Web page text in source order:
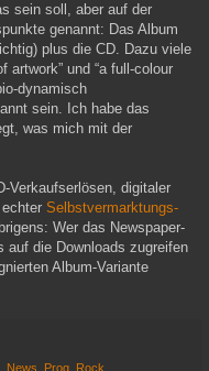
sein soll, aber auf der
genannt: Das Album
plus die CD. Dazu viele
artwork” und “a full-colour
dynamisch
sein. Ich habe das
was mich mit der
Verkaufserlösen, digitaler
Selbstvermarktungs-
Wer das Newspaper-
die Downloads zugreifen
Album-Variante
News Prog Rock